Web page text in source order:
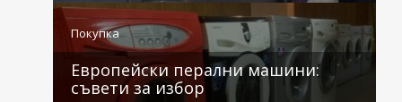
3 коментара
Покупка
Европейски перални машини:
съвети за избор